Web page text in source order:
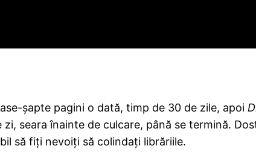
șapte pagini o dată, timp de 30 de zile, apoi
zi, seara înainte de culcare, până se termină.
să fiți nevoiți să colindați librăriile.